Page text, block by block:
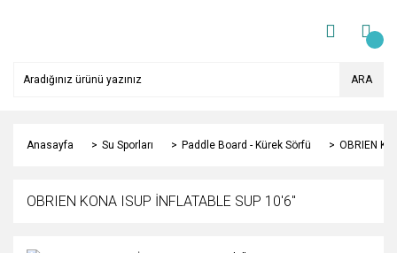
ARA
Anasayfa Su Sporları Paddle Board - Kürek Sörfü OBRIEN
OBRIEN KONA ISUP İNFLATABLE SUP 10'6''